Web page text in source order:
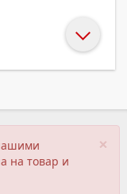
×
на товар и